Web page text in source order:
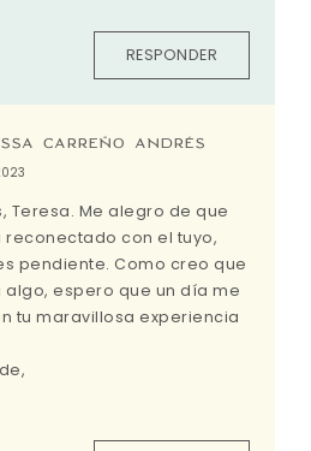
RESPONDER
CARREÑO ANDRÉS
Teresa. Me alegro de que
reconectado con el tuyo,
pendiente. Como creo que
espero que un día me
tu maravillosa experiencia